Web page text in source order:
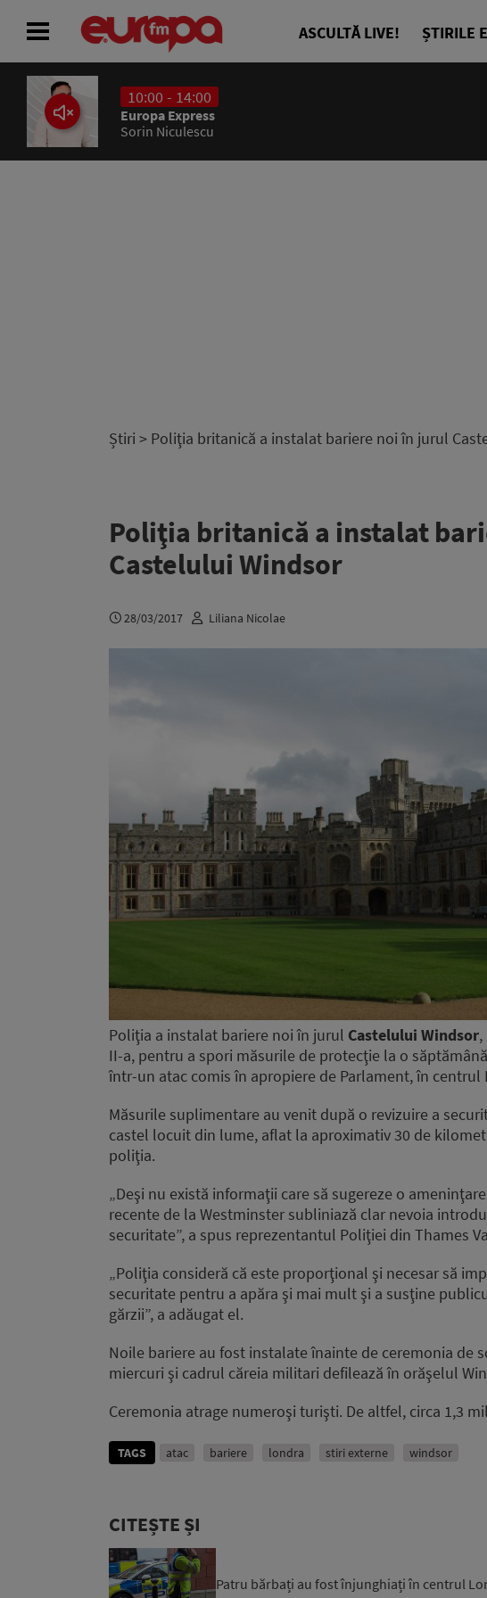
ASCULTĂ LIVE! ȘTIRILE
10:00 - 14:00
Europa Express
Sorin Niculescu
Știri > Poliţia britanică a instalat bariere noi în jurul
Poliţia britanică a instalat
Castelului Windsor
28/03/2017 Liliana Nicolae
Poliţia a instalat bariere noi în jurul Castelului Windsor
II-a, pentru a spori măsurile de protecţie la o
într-un atac comis în apropiere de Parlament, în centrul
Măsurile suplimentare au venit după o revizuire a
castel locuit din lume, aflat la aproximativ 30 de
poliţia.
„Deşi nu există informaţii care să sugereze o
recente de la Westminster subliniază clar nevoia
securitate”, a spus reprezentantul Poliţiei din Thames
„Poliţia consideră că este proporţional şi necesar să
securitate pentru a apăra şi mai mult şi a susţine
gărzii”, a adăugat el.
Noile bariere au fost instalate înainte de ceremonia de
miercuri şi cadrul căreia militari defilează în orăşelul
Ceremonia atrage numeroşi turişti. De altfel, circa 1,3
TAGS atac bariere londra stiri externe windsor
CITEȘTE ȘI
Patru bărbați au fost înjunghiați în centrul
ACASĂ
ȘTIRI